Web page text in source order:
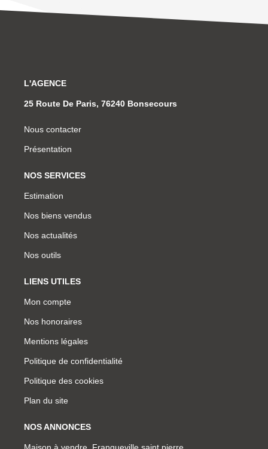
L'AGENCE
25 Route De Paris, 76240 Bonsecours
Nous contacter
Présentation
NOS SERVICES
Estimation
Nos biens vendus
Nos actualités
Nos outils
LIENS UTILES
Mon compte
Nos honoraires
Mentions légales
Politique de confidentialité
Politique des cookies
Plan du site
NOS ANNONCES